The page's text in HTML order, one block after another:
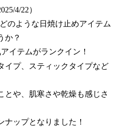
4/22）
のような日焼け止めアイテム
か？
イテムがランクイン！
イプ、スティックタイプなど
とや、肌寒さや乾燥も感じさ
ナップとなりました！